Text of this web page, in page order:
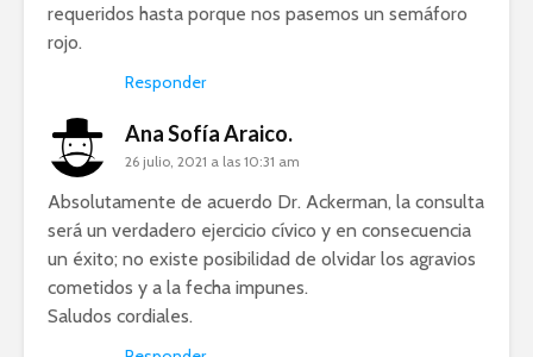
requeridos hasta porque nos pasemos un semáforo
rojo.
Responder
Ana Sofía Araico.
26 julio, 2021 a las 10:31 am
Absolutamente de acuerdo Dr. Ackerman, la consulta
será un verdadero ejercicio cívico y en consecuencia
un éxito; no existe posibilidad de olvidar los agravios
cometidos y a la fecha impunes.
Saludos cordiales.